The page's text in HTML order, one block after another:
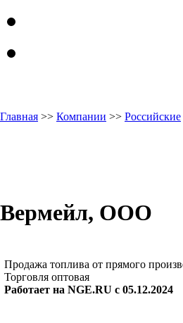
Главная >> Компании >> Российские
Вермейл, ООО
Продажа топлива от прямого
Торговля оптовая
Работает на NGE.RU с 05.12.2024